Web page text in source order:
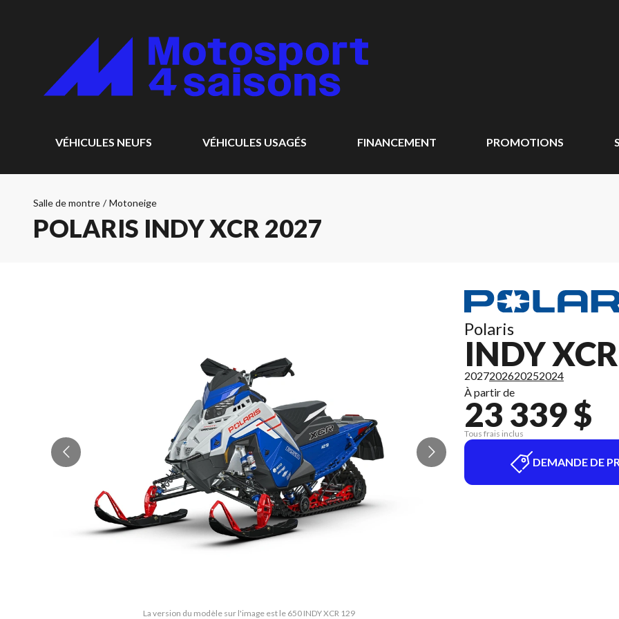
VÉHICULES NEUFS VÉHICULES USAGÉS FINANCEMENT PROMOTIONS
Salle de montre / Motoneige
POLARIS INDY XCR 2027
La version du modèle sur l'image est le 650 INDY XCR 129
Polaris
INDY
2027202620252024
À partir de
23 339 $
Tous frais inclus
DEMANDE DE